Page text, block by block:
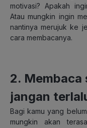
motivasi? Apakah
Atau mungkin ingin
nantinya merujuk ke
cara membacanya.
2. Membaca
jangan
Bagi kamu yang
mungkin akan